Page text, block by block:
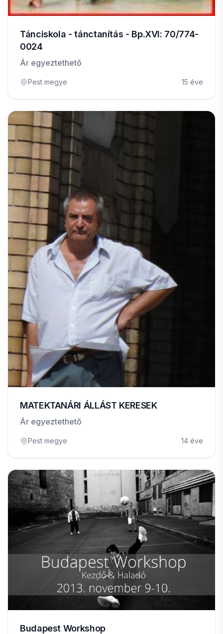
Tánciskola - tánctanítás - Bp.XVI: 70/774-
0024
Ár egyeztethető
Pest megye 15 éve
MATEKTANÁRI ÁLLÁST KERESEK
Ár egyeztethető
Pest megye 14 éve
Budapest Workshop